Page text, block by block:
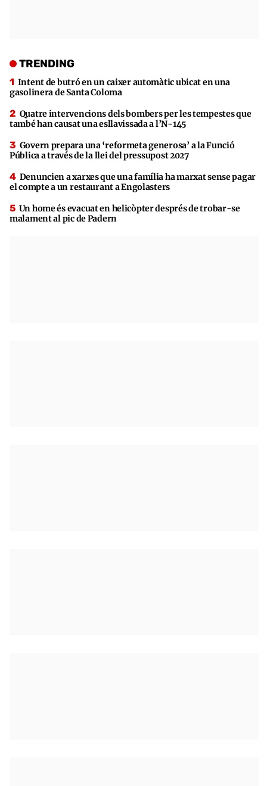
TRENDING
Intent de butró en un caixer automàtic ubicat en una
gasolinera de Santa Coloma
Quatre intervencions dels bombers per les tempestes que
també han causat una esllavissada a l’N-145
Govern prepara una ‘reformeta generosa’ a la Funció
Pública a través de la llei del pressupost 2027
Denuncien a xarxes que una família ha marxat sense pagar
el compte a un restaurant a Engolasters
Un home és evacuat en helicòpter després de trobar-se
malament al pic de Padern